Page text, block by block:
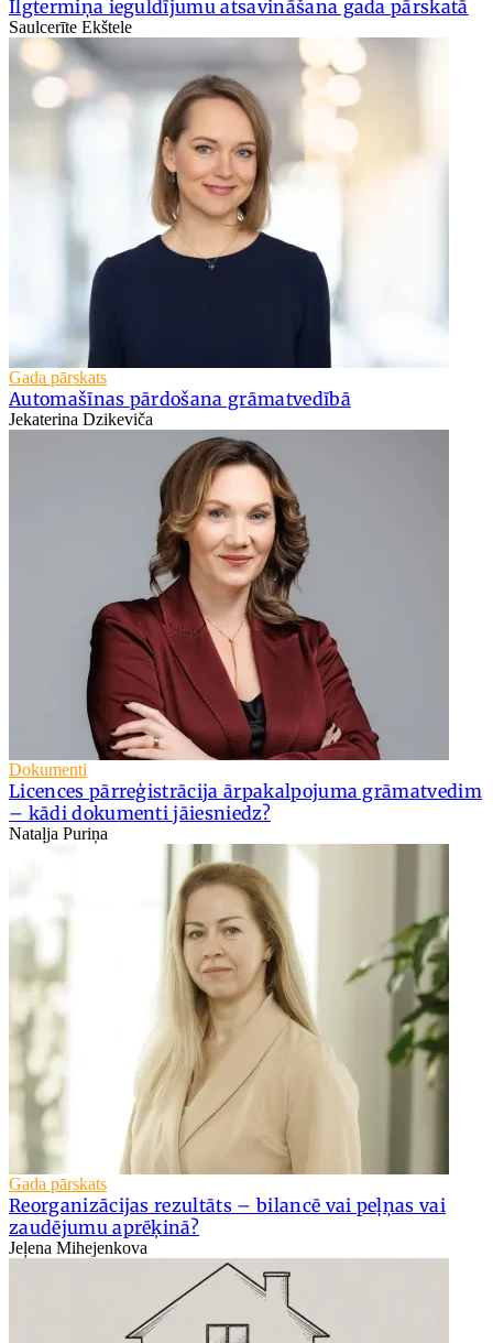
Ilgtermiņa ieguldījumu atsavināšana gada pārskatā
Saulcerīte Ekštele
Gada pārskats
Automašīnas pārdošana grāmatvedībā
Jekaterina Dzikeviča
Dokumenti
Licences pārreģistrācija ārpakalpojuma grāmatvedim
– kādi dokumenti jāiesniedz?
Nataļja Puriņa
Gada pārskats
Reorganizācijas rezultāts – bilancē vai peļņas vai
zaudējumu aprēķinā?
Jeļena Mihejenkova